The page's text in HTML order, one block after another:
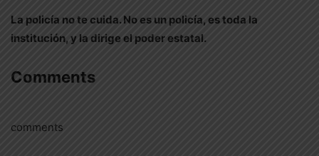
La policía no te cuida. No es un policía, es toda la
institución, y la dirige el poder estatal.
Comments
comments